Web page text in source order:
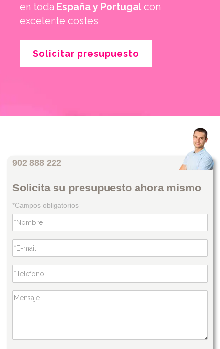
en toda España y Portugal con
excelente costes
Solicitar presupuesto
902 888 222
Solicita su presupuesto ahora mismo
*Campos obligatorios